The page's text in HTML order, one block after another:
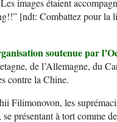
images étaient
[ndt: Combattez pour la
soutenue par
de l’Allemagne, du
contre la Chine.
Filimonovon, les
présentant à tort comme